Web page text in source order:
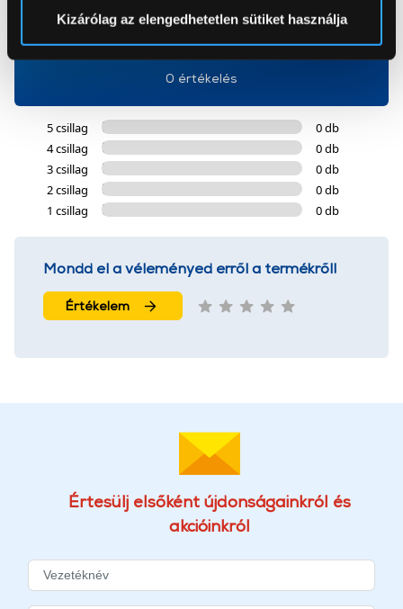
Sütinyilatkozathoz való hozzájárulását.
okat használ, melyeket az Ön gépén tárol a rendszer. A
szolgáltatásaink biztosításához szükségesek. Az oldal
használatával Ön elfogadja a cookie-k használatát.
További információk:ÁSZFésAdatvédelem
Kizárólag az elengedhetetlen sütiket használja
0
0 értékelés
5 csillag
0 db
4 csillag
0 db
3 csillag
0 db
2 csillag
0 db
1 csillag
0 db
Mondd el a véleményed erről a termékről!
Értékelem
Értesülj elsőként újdonságainkról és
akcióinkról